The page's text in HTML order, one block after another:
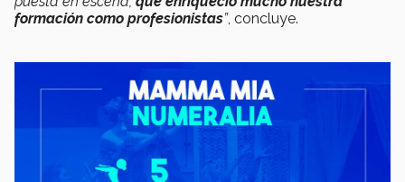
formación como profesionistas”, concluye.